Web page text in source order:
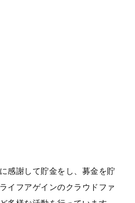
感謝して貯金をし、募金を貯
イフアゲインのクラウドファ